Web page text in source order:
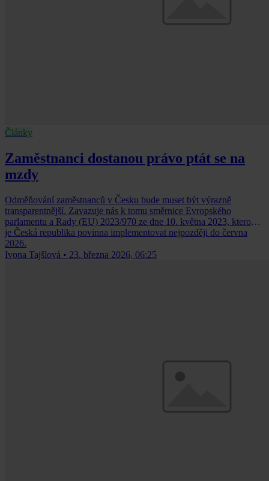
Články
Zaměstnanci dostanou právo ptát se na
mzdy
Odměňování zaměstnanců v Česku bude muset být výrazně
transparentnější. Zavazuje nás k tomu směrnice Evropského
parlamentu a Rady (EU) 2023/970 ze dne 10. května 2023, kterou
je Česká republika povinna implementovat nejpozději do června
2026.
Ivona Tajšlová • 23. března 2026, 06:25